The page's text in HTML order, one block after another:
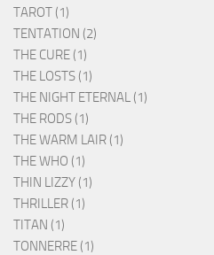
TAROT (1)
TENTATION (2)
THE CURE (1)
THE LOSTS (1)
THE NIGHT ETERNAL (1)
THE RODS (1)
THE WARM LAIR (1)
THE WHO (1)
THIN LIZZY (1)
THRILLER (1)
TITAN (1)
TONNERRE (1)